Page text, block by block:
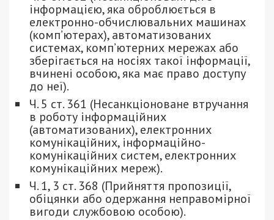
інформацією, яка оброблюється в
електронно-обчислювальних машинах
(комп’ютерах), автоматизованих
системах, комп’ютерних мережах або
зберігається на носіях такої інформації,
вчинені особою, яка має право доступу
до неї).
Ч. 5 ст. 361 (Несанкціоноване втручання
в роботу інформаційних
(автоматизованих), електронних
комунікаційних, інформаційно-
комунікаційних систем, електронних
комунікаційних мереж).
Ч. 1, 3 ст. 368 (Прийняття пропозиції,
обіцянки або одержання неправомірної
вигоди службовою особою).